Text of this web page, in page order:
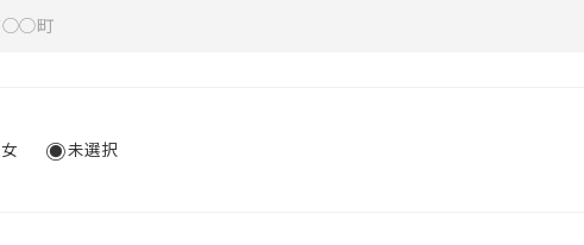
女 未選択